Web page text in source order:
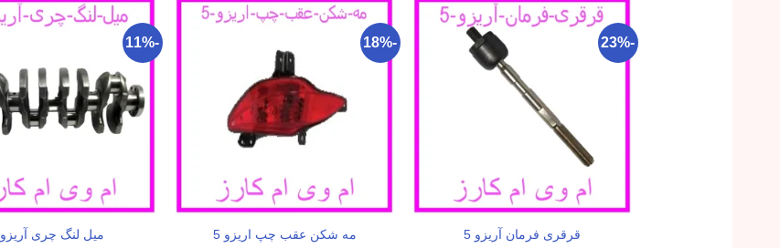
-23%
قرقری فرمان آریزو 5
-18%
مه شکن عقب چپ اریزو 5
-11%
میل لنگ چری آریزو 5